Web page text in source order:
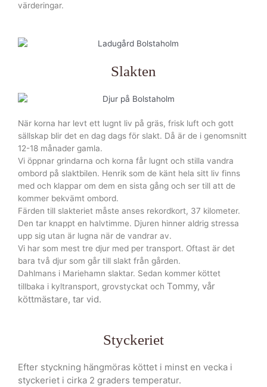
värderingar.
Slakten
När korna har levt ett lugnt liv på gräs, frisk luft och gott
sällskap blir det en dag dags för slakt. Då är de i genomsnitt
12-18 månader gamla.
Vi öppnar grindarna och korna får lugnt och stilla vandra
ombord på slaktbilen. Henrik som de känt hela sitt liv finns
med och klappar om dem en sista gång och ser till att de
kommer bekvämt ombord.
Färden till slakteriet måste anses rekordkort, 37 kilometer.
Den tar knappt en halvtimme. Djuren hinner aldrig stressa
upp sig utan är lugna när de vandrar av.
Vi har som mest tre djur med per transport. Oftast är det
bara två djur som går till slakt från gården.
Dahlmans i Mariehamn slaktar. Sedan kommer köttet
tillbaka i kyltransport, grovstyckat och Tommy, vår
köttmästare, tar vid.
Styckeriet
Efter styckning hängmöras köttet i minst en vecka i
styckeriet i cirka 2 graders temperatur.